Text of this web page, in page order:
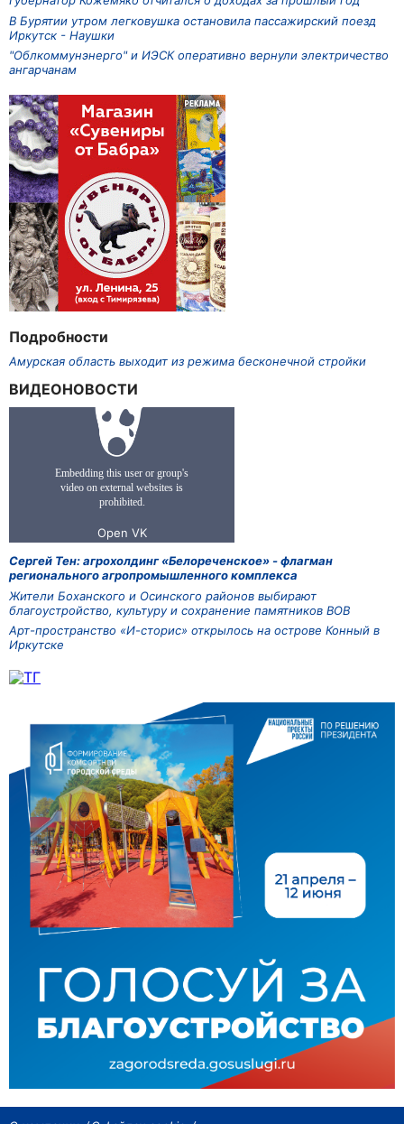
В Бурятии утром легковушка остановила пассажирский поезд
Иркутск - Наушки
"Облкоммунэнерго" и ИЭСК оперативно вернули электричество
ангарчанам
Подробности
Амурская область выходит из режима бесконечной стройки
ВИДЕОНОВОСТИ
Сергей Тен: агрохолдинг «Белореченское» - флагман
регионального агропромышленного комплекса
Жители Боханского и Осинского районов выбирают
благоустройство, культуру и сохранение памятников ВОВ
Арт-пространство «И-сторис» открылось на острове Конный в
Иркутске